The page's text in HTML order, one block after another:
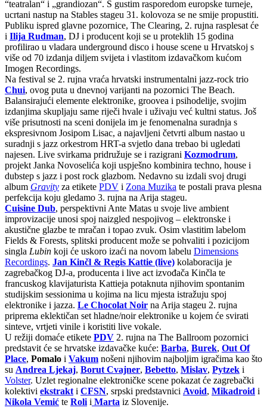
“teatralan“ i „grandiozan“. S gustim rasporedom europske turneje,
ucrtani nastup na Stables stageu 31. kolovoza se ne smije propustiti.
Publiku ispred glavne pozornice, The Clearing, 2. rujna rasplesat će
i Ilija Rudman, DJ i producent koji se u proteklih 15 godina
profilirao u vladara underground disco i house scene u Hrvatskoj s
više od 70 izdanja diljem svijeta i vlastitom izdavačkom kućom
Imogen Recordings.
Na festival se 2. rujna vraća hrvatski instrumentalni jazz-rock trio
Chui, ovog puta u dnevnoj varijanti na pozornici The Beach.
Balansirajući elemente elektronike, groovea i psihodelije, svojim
izdanjima skupljaju same riječi hvale i uživaju već kultni status. Još
više prisutnosti na sceni donijela im je fenomenalna suradnja s
ekspresivnom Josipom Lisac, a najavljeni četvrti album nastao u
suradnji s jazz orkestrom HRT-a svjetlo dana trebao bi ugledati
najesen. Live svirkama pridružuje se i razigrani Kozmodrum,
projekt Janka Novoselića koji uspješno kombinira techno, house i
dubstep s jazz i post rock glazbom. Nedavno su izdali svoj drugi
album Gravity za etikete PDV i Zona Muzika te postali prava plesna
perfekcija koju gledamo 3. rujna na Arija stageu.
Cuisine Dub, perspektivni Ante Matas u svoje live ambient
improvizacije unosi spoj naizgled nespojivog – elektronske i
akustične glazbe te mračan i topao zvuk. Osim vlastitim labelom
Fields & Forests, splitski producent može se pohvaliti i pozicijom
singla Lubin koji će uskoro izaći na novom labelu Dimensions
Recordings. Jan Kinčl & Regis Kattie (live) kolaboracija je
zagrebačkog DJ-a, producenta i live act izvođača Kinčla te
francuskog klavijaturista Kattieja potaknuta njihovim spontanim
studijskim sessionima u kojima na licu mjesta istražuju spoj
elektronike i jazza. Le Chocolat Noir na Arija stageu 2. rujna
priprema eklektičan set hladne/noir elektronike u kojem će svirati
sinteve, vrtjeti vinile i koristiti live vokale.
U režiji domaće etikete PDV 2. rujna na The Ballroom pozornici
predstavit će se hrvatske izdavačke kuće: Barba, Burek, Out Of
Place, Pomalo i Vakum nošeni njihovim najboljim igračima kao što
su Andrea Ljekaj, Borut Cvajner, Bebetto, Mislav, Pytzek i
Volster. Uzlet regionalne elektroničke scene pokazat će zagrebački
kolektivi ekstrakt i CFSN, srpski predstavnici Avoid, Mikadroid i
Nikola Vemić te Roli i Marta iz Slovenije.